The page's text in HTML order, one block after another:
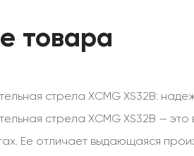
товара
стрела XCMG XS32B:
стрела XCMG XS32B —
Ее отличает выдающаяся